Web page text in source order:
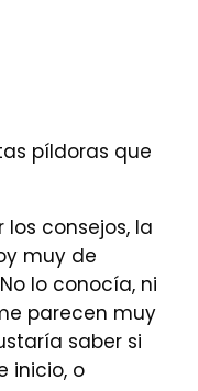
píldoras que
los consejos, la
muy de
lo conocía, ni
parecen muy
saber si
inicio, o